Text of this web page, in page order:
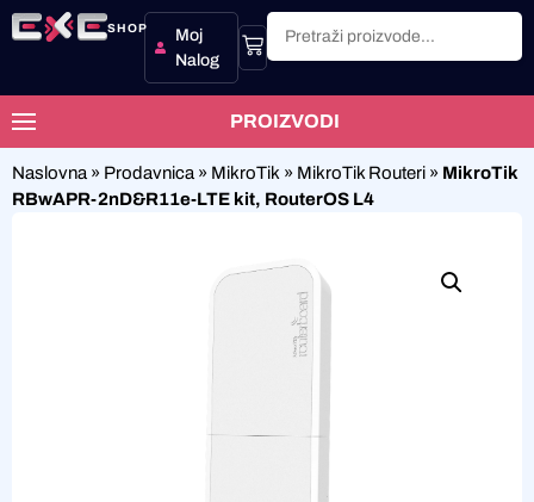
SHOP
Moj
Nalog
PROIZVODI
Naslovna » Prodavnica » MikroTik » MikroTik Routeri » MikroTik
RBwAPR-2nD&R11e-LTE kit, RouterOS L4